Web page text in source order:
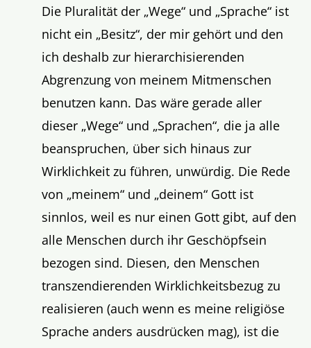
Die Pluralität der „Wege“ und „Sprache“ ist
nicht ein „Besitz“, der mir gehört und den
ich deshalb zur hierarchisierenden
Abgrenzung von meinem Mitmenschen
benutzen kann. Das wäre gerade aller
dieser „Wege“ und „Sprachen“, die ja alle
beanspruchen, über sich hinaus zur
Wirklichkeit zu führen, unwürdig. Die Rede
von „meinem“ und „deinem“ Gott ist
sinnlos, weil es nur einen Gott gibt, auf den
alle Menschen durch ihr Geschöpfsein
bezogen sind. Diesen, den Menschen
transzendierenden Wirklichkeitsbezug zu
realisieren (auch wenn es meine religiöse
Sprache anders ausdrücken mag), ist die